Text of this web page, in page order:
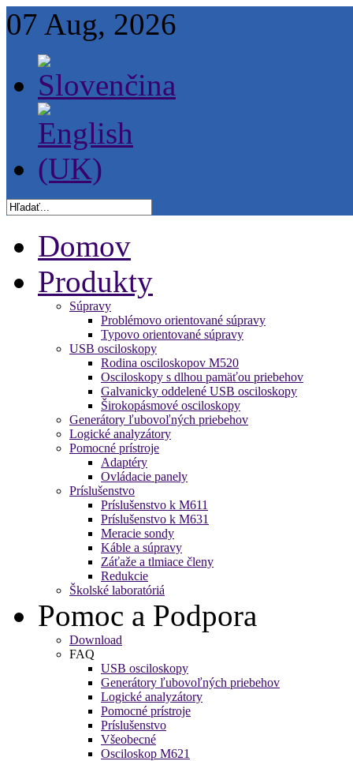
07 Aug, 2026
Domov
Produkty
Súpravy
Problémovo orientované súpravy
Typovo orientované súpravy
USB osciloskopy
Rodina osciloskopov M520
Osciloskopy s dlhou pamäťou priebehov
Galvanicky oddelené USB osciloskopy
Širokopásmové osciloskopy
Generátory ľubovoľných priebehov
Logické analyzátory
Pomocné prístroje
Adaptéry
Ovládacie panely
Príslušenstvo
Príslušenstvo k M611
Príslušenstvo k M631
Meracie sondy
Káble a súpravy
Záťaže a tlmiace členy
Redukcie
Školské laboratóriá
Pomoc a Podpora
Download
FAQ
USB osciloskopy
Generátory ľubovoľných priebehov
Logické analyzátory
Pomocné prístroje
Príslušenstvo
Všeobecné
Osciloskop M621